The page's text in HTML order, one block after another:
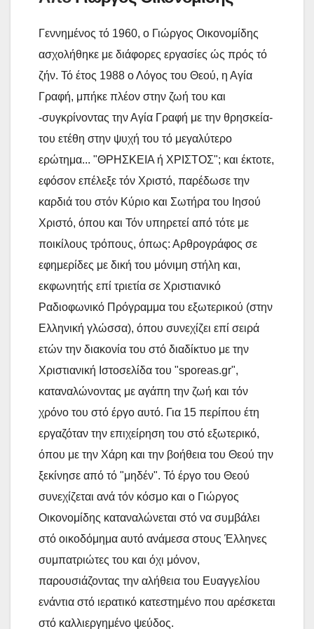
Γεννημένος τό 1960, ο Γιώργος Οικονομίδης
ασχολήθηκε με διάφορες εργασίες ώς πρός τό
ζήν. Τό έτος 1988 ο Λόγος του Θεού, η Αγία
Γραφή, μπήκε πλέον στην ζωή του και
-συγκρίνοντας την Αγία Γραφή με την θρησκεία-
του ετέθη στην ψυχή του τό μεγαλύτερο
ερώτημα... "ΘΡΗΣΚΕΙΑ ή ΧΡΙΣΤΟΣ"; και έκτοτε,
εφόσον επέλεξε τόν Χριστό, παρέδωσε την
καρδιά του στόν Κύριο και Σωτήρα του Ιησού
Χριστό, όπου και Τόν υπηρετεί από τότε με
ποικίλους τρόπους, όπως: Αρθρογράφος σε
εφημερίδες με δική του μόνιμη στήλη και,
εκφωνητής επί τριετία σε Χριστιανικό
Ραδιοφωνικό Πρόγραμμα του εξωτερικού (στην
Ελληνική γλώσσα), όπου συνεχίζει επί σειρά
ετών την διακονία του στό διαδίκτυο με την
Χριστιανική Ιστοσελίδα του "sporeas.gr",
καταναλώνοντας με αγάπη την ζωή και τόν
χρόνο του στό έργο αυτό. Για 15 περίπου έτη
εργαζόταν την επιχείρηση του στό εξωτερικό,
όπου με την Χάρη και την βοήθεια του Θεού την
ξεκίνησε από τό "μηδέν". Τό έργο του Θεού
συνεχίζεται ανά τόν κόσμο και ο Γιώργος
Οικονομίδης καταναλώνεται στό να συμβάλει
στό οικοδόμημα αυτό ανάμεσα στους Έλληνες
συμπατριώτες του και όχι μόνον,
παρουσιάζοντας την αλήθεια του Ευαγγελίου
ενάντια στό ιερατικό κατεστημένο που αρέσκεται
στό καλλιεργημένο ψεύδος.